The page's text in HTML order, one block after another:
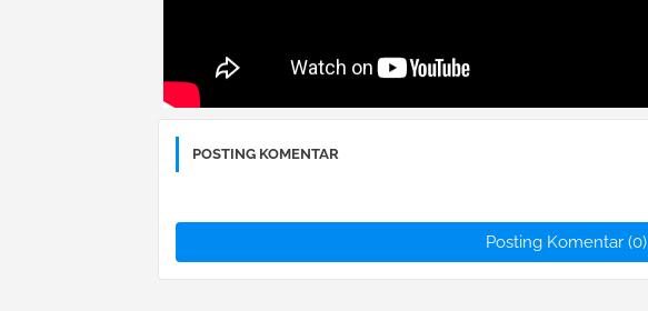
POSTING KOMENTAR
Posting Komentar (0)